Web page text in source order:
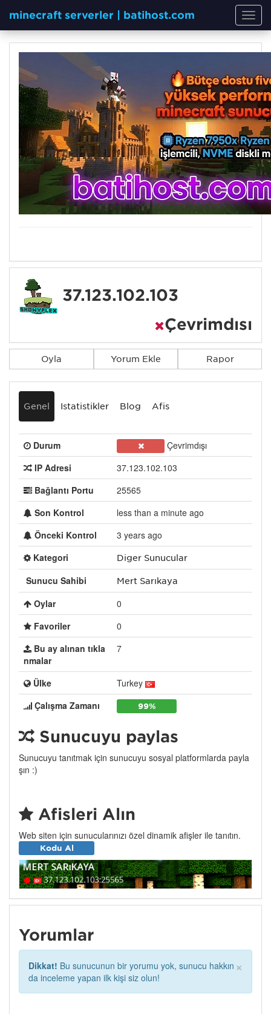
minecraft serverler | batihost.com
37.123.102.103
Çevrimdışı
Oyla Yorum Ekle Rapor
Genel İstatistikler Blog Afiş
Durum
Çevrimdışı
IP Adresi
37.123.102.103
Bağlantı Portu
25565
Son Kontrol
less than a minute ago
Önceki Kontrol
3 years ago
Kategori
Diğer Sunucular
Sunucu Sahibi Mert Sarıkaya
Oylar
0
Favoriler
0
Bu ay alınan tıkla
nmalar
7
Ülke
Turkey
Çalışma Zamanı
99%
Sunucuyu paylaş
Sunucuyu tanıtmak için sunucuyu sosyal platformlarda payla
şın :)
Afişleri Alın
Web siten için sunucularınızı özel dinamik afişler ile tanıtın.
Kodu Al
Yorumlar
×
Dikkat! Bu sunucunun bir yorumu yok, sunucu hakkın
da inceleme yapan ilk kişi siz olun!